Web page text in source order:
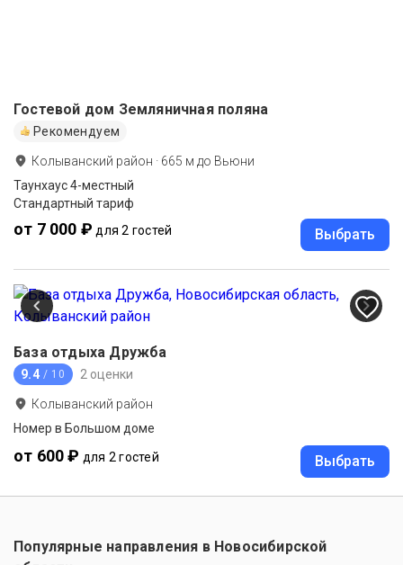
Гостевой дом Земляничная поляна
Рекомендуем
Колыванский район · 665 м до Вьюни
Таунхаус 4-местный
Стандартный тариф
от 7 000 ₽ для 2 гостей Выбрать
База отдыха Дружба
9.4 / 10 2 оценки
Колыванский район
Номер в Большом доме
от 600 ₽ для 2 гостей Выбрать
Популярные направления в Новосибирской